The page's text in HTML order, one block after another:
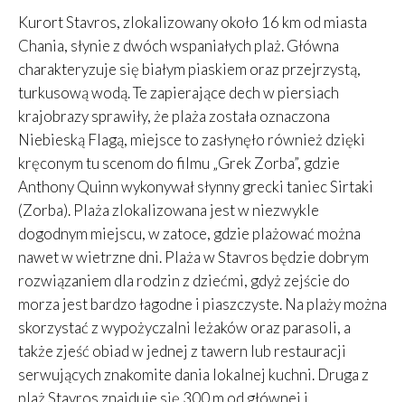
Kurort Stavros, zlokalizowany około 16 km od miasta
Chania, słynie z dwóch wspaniałych plaż. Główna
charakteryzuje się białym piaskiem oraz przejrzystą,
turkusową wodą. Te zapierające dech w piersiach
krajobrazy sprawiły, że plaża została oznaczona
Niebieską Flagą, miejsce to zasłynęło również dzięki
kręconym tu scenom do filmu „Grek Zorba”, gdzie
Anthony Quinn wykonywał słynny grecki taniec Sirtaki
(Zorba). Plaża zlokalizowana jest w niezwykle
dogodnym miejscu, w zatoce, gdzie plażować można
nawet w wietrzne dni. Plaża w Stavros będzie dobrym
rozwiązaniem dla rodzin z dziećmi, gdyż zejście do
morza jest bardzo łagodne i piaszczyste. Na plaży można
skorzystać z wypożyczalni leżaków oraz parasoli, a
także zjeść obiad w jednej z tawern lub restauracji
serwujących znakomite dania lokalnej kuchni. Druga z
plaż Stavros znajduje się 300 m od głównej i